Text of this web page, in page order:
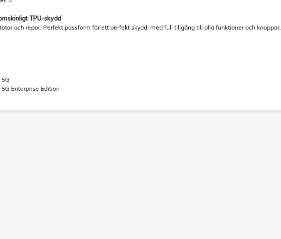
TPU-skydd
och repor. Perfekt passform för ett perfekt skydd, med full tillgång till alla funktioner och knappar.
Enterprise Edition